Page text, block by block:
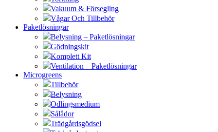
Vakuum & Försegling
Vågar Och Tillbehör
Paketlösningar
Belysning – Paketlösningar
Gödningskit
Komplett Kit
Ventilation – Paketlösningar
Microgreens
Tillbehör
Belysning
Odlingsmedium
Sålådor
Trädgårdsgödsel